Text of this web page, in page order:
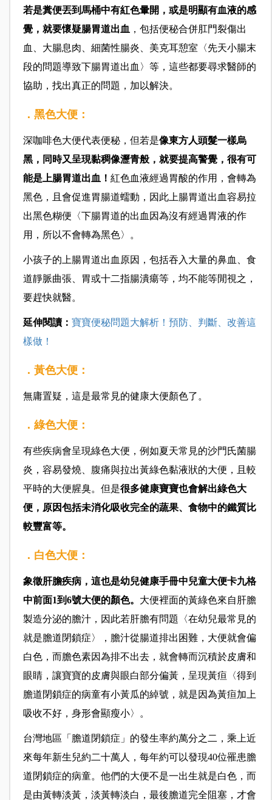
若是糞便丟到馬桶中有紅色暈開，或是明顯有血液的感
覺，就要懷疑腸胃道出血 ，包括便秘合併肛門裂傷出
血、大腸息肉、細菌性腸炎、美克耳憩室〈先天小腸末
段的問題導致下腸胃道出血〉等，這些都要尋求醫師的
協助，找出真正的問題，加以解決。
．黑色大便：
深咖啡色大便代表便秘，但若是像東方人頭髮一樣烏
黑，同時又呈現黏稠像瀝青般，就要提高警覺，很有可
能是上腸胃道出血！ 紅色血液經過胃酸的作用，會轉為
黑色，且會促進胃腸道蠕動，因此上腸胃道出血容易拉
出黑色糊便〈下腸胃道的出血因為沒有經過胃液的作
用，所以不會轉為黑色〉。
小孩子的上腸胃道出血原因，包括吞入大量的鼻血、食
道靜脈曲張、胃或十二指腸潰瘍等，均不能等閒視之，
要趕快就醫。
延伸閱讀： 寶寶便秘問題大解析！預防、判斷、改善這
樣做！
．黃色大便：
無庸置疑，這是最常見的健康大便顏色了。
．綠色大便：
有些疾病會呈現綠色大便，例如夏天常見的沙門氏菌腸
炎，容易發燒、腹痛與拉出黃綠色黏液狀的大便，且較
平時的大便腥臭。但是很多健康寶寶也會解出綠色大
便，原因包括未消化吸收完全的蔬果、食物中的鐵質比
較豐富等。
．白色大便：
象徵肝膽疾病，這也是幼兒健康手冊中兒童大便卡九格
中前面1到6號大便的顏色。 大便裡面的黃綠色來自肝膽
製造分泌的膽汁，因此若肝膽有問題〈在幼兒最常見的
就是膽道閉鎖症〉，膽汁從腸道排出困難，大便就會偏
白色，而膽色素因為排不出去，就會轉而沉積於皮膚和
眼睛，讓寶寶的皮膚與眼白部分偏黃，呈現黃疸〈得到
膽道閉鎖症的病童有小黃瓜的綽號，就是因為黃疸加上
吸收不好，身形會顯瘦小〉。
台灣地區「膽道閉鎖症」的發生率約萬分之二，乘上近
來每年新生兒約二十萬人，每年約可以發現40位罹患膽
道閉鎖症的病童。他們的大便不是一出生就是白色，而
是由黃轉淡黃，淡黃轉淡白，最後膽道完全阻塞，才會